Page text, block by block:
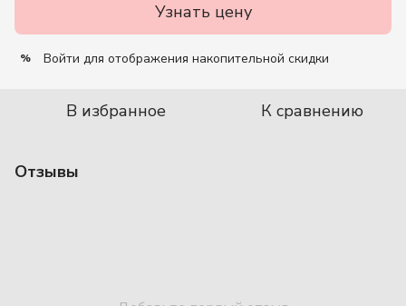
Узнать цену
% Войти для отображения накопительной скидки
В избранное К сравнению
Отзывы